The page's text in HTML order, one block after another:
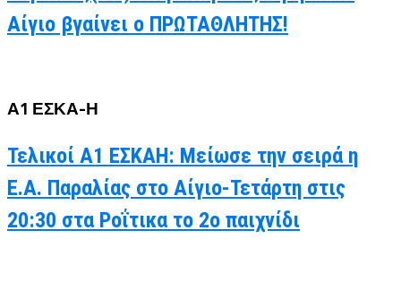
Αίγιο βγαίνει ο ΠΡΩΤΑΘΛΗΤΗΣ!
Α1 ΕΣΚΑ-Η
Τελικοί Α1 ΕΣΚΑΗ: Μείωσε την σειρά η
Ε.Α. Παραλίας στο Αίγιο-Τετάρτη στις
20:30 στα Ροΐτικα το 2ο παιχνίδι